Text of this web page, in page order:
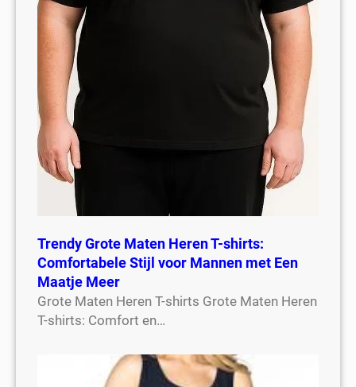
Trendy Grote Maten Heren T-shirts:
Comfortabele Stijl voor Mannen met Een
Maatje Meer
Grote Maten Heren T-shirts Grote Maten Heren
T-shirts: Comfort en…